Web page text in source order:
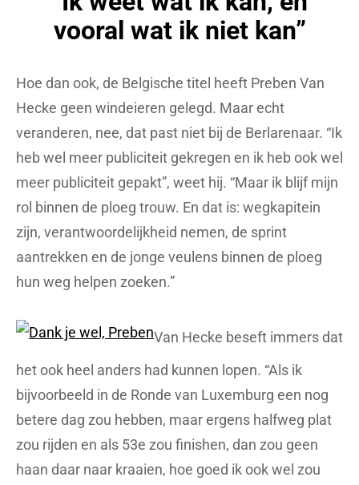
vooral wat ik niet kan”
Hoe dan ook, de Belgische titel heeft Preben Van
Hecke geen windeieren gelegd. Maar echt
veranderen, nee, dat past niet bij de Berlarenaar. “Ik
heb wel meer publiciteit gekregen en ik heb ook wel
meer publiciteit gepakt”, weet hij. “Maar ik blijf mijn
rol binnen de ploeg trouw. En dat is: wegkapitein
zijn, verantwoordelijkheid nemen, de sprint
aantrekken en de jonge veulens binnen de ploeg
hun weg helpen zoeken.”
Van Hecke beseft immers dat
het ook heel anders had kunnen lopen. “Als ik
bijvoorbeeld in de Ronde van Luxemburg een nog
betere dag zou hebben, maar ergens halfweg plat
zou rijden en als 53e zou finishen, dan zou geen
haan daar naar kraaien, hoe goed ik ook wel zou